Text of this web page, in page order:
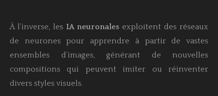
À l’inverse, les IA neuronales exploitent des réseaux
de neurones pour apprendre à partir de vastes
ensembles d’images, générant de nouvelles
compositions qui peuvent imiter ou réinventer
divers styles visuels.